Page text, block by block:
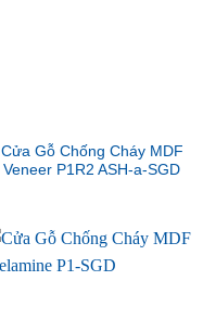
Cửa Gỗ Chống Cháy MDF
Veneer P1R2 ASH-a-SGD